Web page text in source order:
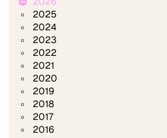
2025
2024
2023
2022
2021
2020
2019
2018
2017
2016